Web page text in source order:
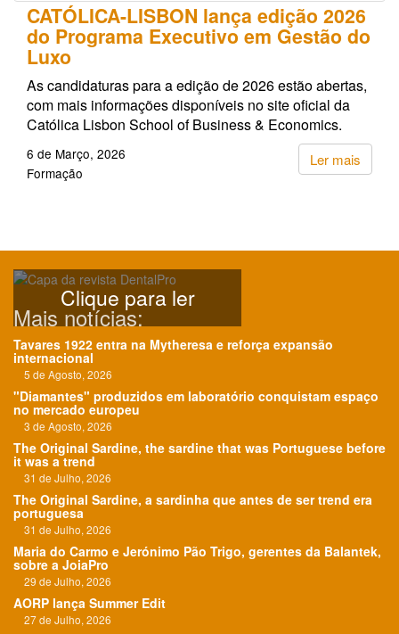
CATÓLICA-LISBON lança edição 2026
do Programa Executivo em Gestão do
Luxo
As candidaturas para a edição de 2026 estão abertas,
com mais informações disponíveis no site oficial da
Católica Lisbon School of Business & Economics.
Ler mais
6 de Março, 2026
Formação
Clique para ler
Mais notícias:
Tavares 1922 entra na Mytheresa e reforça expansão
internacional
5 de Agosto, 2026
"Diamantes" produzidos em laboratório conquistam espaço
no mercado europeu
3 de Agosto, 2026
The Original Sardine, the sardine that was Portuguese before
it was a trend
31 de Julho, 2026
The Original Sardine, a sardinha que antes de ser trend era
portuguesa
31 de Julho, 2026
Maria do Carmo e Jerónimo Pão Trigo, gerentes da Balantek,
sobre a JoiaPro
29 de Julho, 2026
AORP lança Summer Edit
27 de Julho, 2026